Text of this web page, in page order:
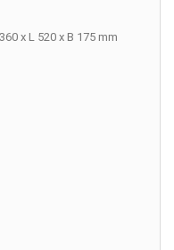
x L 520 x B 175 mm